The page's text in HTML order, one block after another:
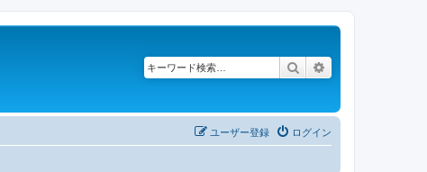
検索
ログイン
ユーザー登録